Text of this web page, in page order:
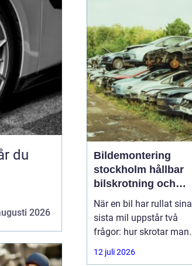
2026
snabbt och somrarna
bjuda på både regn och
hetta, behöver bilägare
ha koll på lagar, vä...
Bildemontering
stockholm hållbar
bilskrotning och
smart reservdelsjakt
När en bil har rullat sina
sista mil uppstår två
frågor: hur skrotar man
den på ett korrekt sätt,
och hur tar man tillvara
12 juli 2026